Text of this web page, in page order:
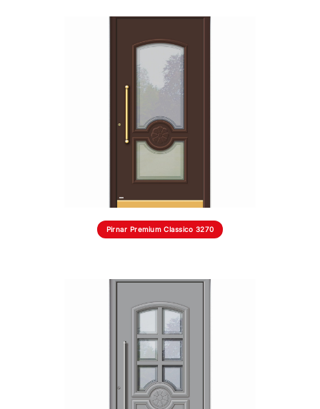
Pirnar Premium Classico 3270